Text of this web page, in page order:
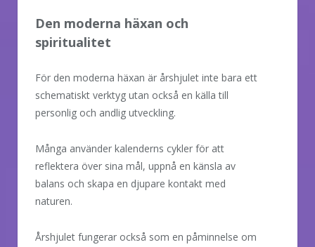
Den moderna häxan och
spiritualitet
För den moderna häxan är årshjulet inte bara ett
schematiskt verktyg utan också en källa till
personlig och andlig utveckling.
Många använder kalenderns cykler för att
reflektera över sina mål, uppnå en känsla av
balans och skapa en djupare kontakt med
naturen.
Årshjulet fungerar också som en påminnelse om